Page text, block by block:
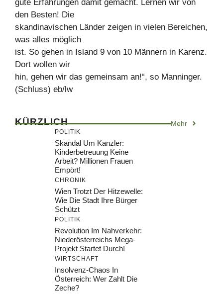
gute Erfahrungen damit gemacht. Lernen wir von
den Besten! Die
skandinavischen Länder zeigen in vielen Bereichen,
was alles möglich
ist. So gehen in Island 9 von 10 Männern in Karenz.
Dort wollen wir
hin, gehen wir das gemeinsam an!“, so Manninger.
(Schluss) eb/lw
KÜRZLICH Mehr
POLITIK
Skandal Um Kanzler:
Kinderbetreuung Keine
Arbeit? Millionen Frauen
Empört!
CHRONIK
Wien Trotzt Der Hitzewelle:
Wie Die Stadt Ihre Bürger
Schützt
POLITIK
Revolution Im Nahverkehr:
Niederösterreichs Mega-
Projekt Startet Durch!
WIRTSCHAFT
Insolvenz-Chaos In
Österreich: Wer Zahlt Die
Zeche?